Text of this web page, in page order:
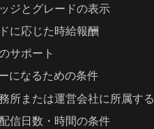
ジとグレードの表示
に応じた時給報酬
サポート
になるための条件
所または運営会社に所属する
信日数・時間の条件